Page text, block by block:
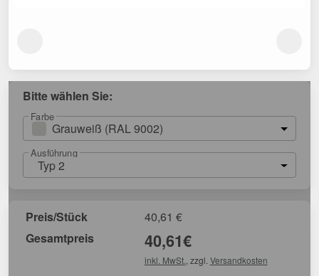
Bitte wählen Sie:
Farbe
Grauweiß (RAL 9002)
Ausführung
Typ 2
Preis/Stück 40,61 €
Gesamtpreis
40,61€
inkl. MwSt. , zzgl. Versandkosten